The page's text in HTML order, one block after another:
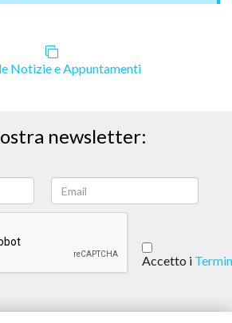
Notizie e Appuntamenti
newsletter:
Accetto i